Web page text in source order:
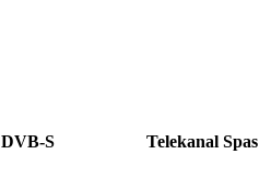
DVB-S
Telekanal Spas